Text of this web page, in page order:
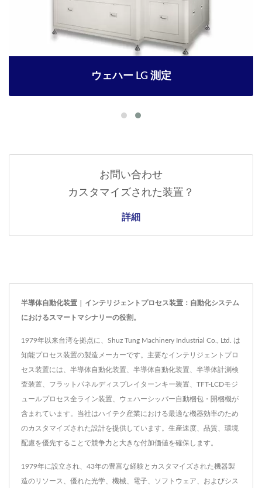
ウェハー LG 測定
お問い合わせ
カスタマイズされた装置？
詳細
半導体自動化装置 | インテリジェントプロセス装置：自動化システム
におけるスマートマシナリーの役割。
1979年以来台湾を拠点に、Shuz Tung Machinery Industrial Co., Ltd. は
知能プロセス装置の製造メーカーです。主要なインテリジェントプロ
セス装置には、半導体自動化装置、半導体自動化装置、半導体計測検
査装置、フラットパネルディスプレイターンキー装置、TFT-LCDモジ
ュールプロセス全ライン装置、ウェハーシッパー自動梱包・開梱機が
含まれています。当社はハイテク産業における最適な機器効率のため
のカスタマイズされた設計を提供しています。生産速度、品質、環境
配慮を優先することで競争力と大きな付加価値を確保します。
1979年に設立され、43年の豊富な経験とカスタマイズされた機器製
造のリソース、優れた光学、機械、電子、ソフトウェア、およびシス